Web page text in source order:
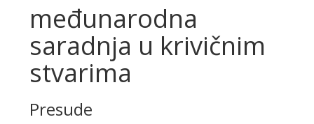
međunarodna
saradnja u krivičnim
stvarima
Presude